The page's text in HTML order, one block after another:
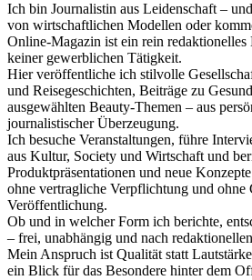
Ich bin Journalistin aus Leidenschaft –
von wirtschaftlichen Modellen oder
Online-Magazin ist ein rein redaktionelles
keiner gewerblichen Tätigkeit.
Hier veröffentliche ich stilvolle
und Reisegeschichten, Beiträge zu
ausgewählten Beauty-Themen – aus
journalistischer Überzeugung.
Ich besuche Veranstaltungen, führe
aus Kultur, Society und Wirtschaft und
Produktpräsentationen und neue
ohne vertragliche Verpflichtung und ohne
Veröffentlichung.
Ob und in welcher Form ich berichte,
– frei, unabhängig und nach
Mein Anspruch ist Qualität statt
ein Blick für das Besondere hinter dem